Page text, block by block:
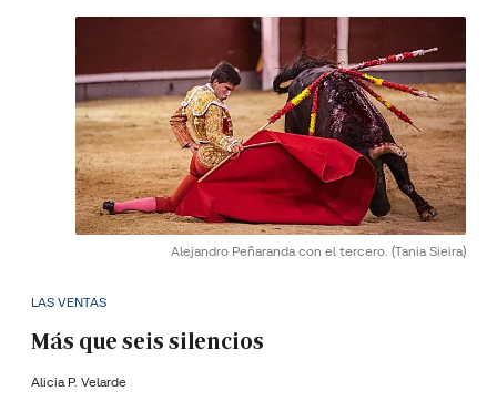
Alejandro Peñaranda con el tercero. (Tania Sieira)
LAS VENTAS
Más que seis silencios
Alicia P. Velarde